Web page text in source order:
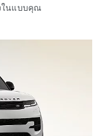
ในแบบคุณ